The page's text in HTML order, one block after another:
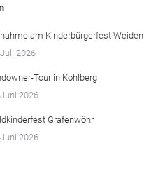
am Kinderbürgerfest Weiden
2026
Tour in Kohlberg
2026
Grafenwöhr
2026